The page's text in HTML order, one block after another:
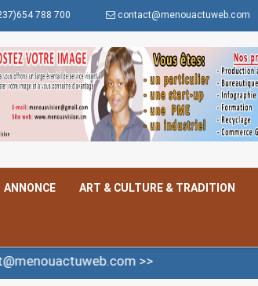
788 700 contact@menouactuweb.com
ANNONCE ART & CULTURE & TRADITION
>>